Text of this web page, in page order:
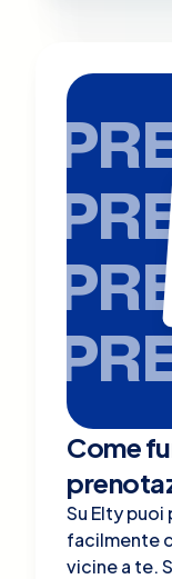
Come
Su Elty
facilmente
vicine a te.